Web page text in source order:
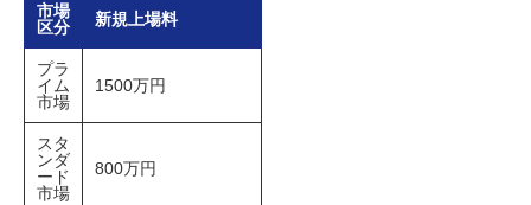
市場
区分
新規上場料
プラ
イム
市場
1500万円
スタ
ンダ
ード
市場
800万円